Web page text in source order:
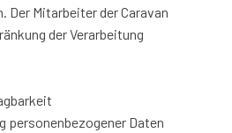
Der Mitarbeiter der Caravan
der Verarbeitung
personenbezogener Daten